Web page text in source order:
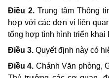
Điều 2. Trung tâm Thông
hợp với các đơn vị liên
tổng hợp tình hình triển khai
Điều 3. Quyết định này có
Điều 4. Chánh Văn phòng,